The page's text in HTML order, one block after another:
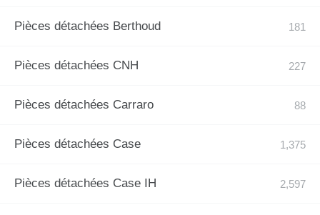
Pièces détachées Berthoud
Pièces détachées CNH
Pièces détachées Carraro
Pièces détachées Case
Pièces détachées Case IH